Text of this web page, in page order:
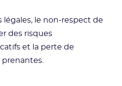
légales, le non-respect de
des risques
et la perte de